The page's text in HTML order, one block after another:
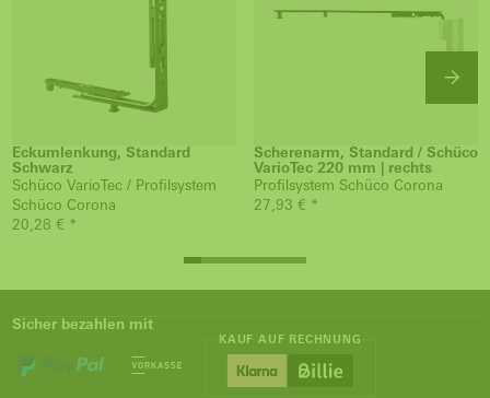
Eckumlenkung, Standard
Schwarz
Schüco VarioTec / Profilsystem
Schüco Corona
20,28 € *
Scherenarm, Standard / Schüco
VarioTec 220 mm | rechts
Profilsystem Schüco Corona
27,93 € *
Sicher bezahlen mit
KAUF AUF RECHNUNG